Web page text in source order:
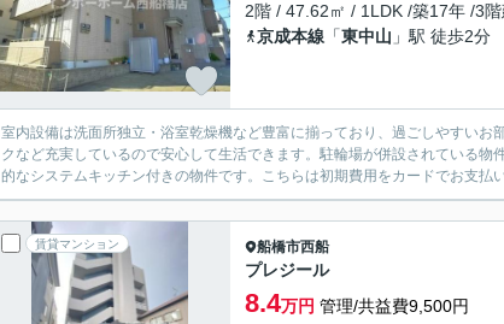
2階 / 47.62㎡ / 1LDK /築17年 /3階
京成本線 「東中山 」駅 徒歩2分
室内設備は洗面所独立・浴室乾燥機など豊富に揃っており、過ごしやすい
クなど充実しているので安心して生活できます。駐輪場が併設されている
的なシステムキッチン付きの物件です。こちらは初期費用をカードでお支
賃貸マンション 船橋市西船
プレジール
8.4万円 管理/共益費9,500円